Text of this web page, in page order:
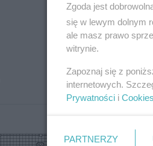
Zgoda jest
się w lewym dolnym
ale masz prawo
witrynie.
Zapoznaj się z
internetowych.
Prywatności i Cookies
PARTNERZY